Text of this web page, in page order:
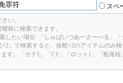
罪符
たキーワードのいずれかを含む スペ
い。
昧に検索できます。
したい場合: 「しゅばいつあーさーべる」
」で検索すると、操舵+2のアイテムのみ
す。「カテ1」「C1」「ロット1」「船尾